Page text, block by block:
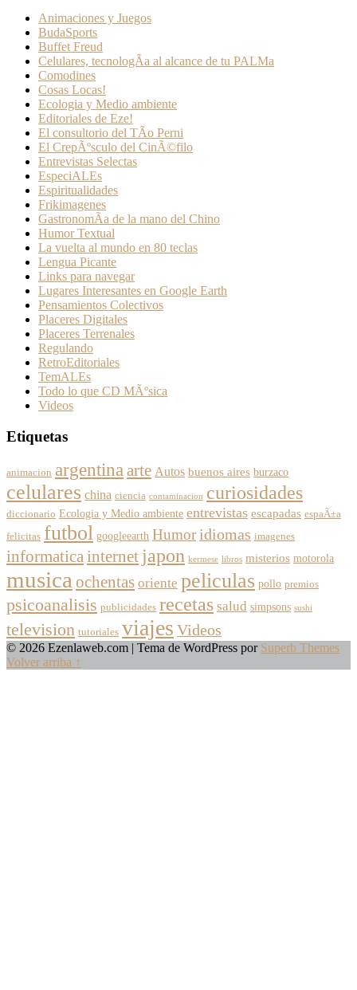
Animaciones y Juegos
BudaSports
Buffet Freud
Celulares, tecnologÃ­a al alcance de tu PALMa
Comodines
Cosas Locas!
Ecologia y Medio ambiente
Editoriales de Eze!
El consultorio del TÃ­o Perni
El CrepÃºsculo del CinÃ©filo
Entrevistas Selectas
EspeciALEs
Espiritualidades
Frikimagenes
GastronomÃ­a de la mano del Chino
Humor Textual
La vuelta al mundo en 80 teclas
Lengua Picante
Links para navegar
Lugares Interesantes en Google Earth
Pensamientos Colectivos
Placeres Digitales
Placeres Terrenales
Regulando
RetroEditoriales
TemALEs
Todo lo que CD MÃºsica
Videos
Etiquetas
animacion argentinaarte Autos buenos aires burzaco
celulares china ciencia contaminacion curiosidades
diccionario Ecologia y Medio ambiente entrevistas escapadas espaÃ±a
felicitas futbol googleearth Humoridiomas imagenes
informaticainternet japon kermese libros misterios motorola
musica ochentas oriente peliculas pollo premios
psicoanalisis publicidades recetas salud simpsons sushi
television tutoriales viajes Videos
© 2026 Ezenlaweb.com | Tema de WordPress por Superb Themes
Volver arriba ↑